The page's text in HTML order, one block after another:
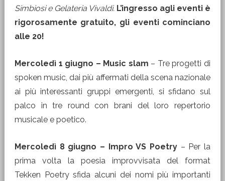
Simbiosi e Gelateria Vivaldi. L’ingresso agli eventi è
rigorosamente gratuito, gli eventi cominciano
alle 20!
Mercoledì 1 giugno – Music slam – Tre progetti di
spoken music, dai più affermati della scena nazionale
ai più interessanti gruppi emergenti, si sfidano sul
palco in tre round con brani del loro repertorio
musicale e poetico.
Mercoledì 8 giugno – Impro VS Poetry – Per la
prima volta la poesia improvvisata del format
Tekken Poetry sfida alcuni dei nomi più importanti